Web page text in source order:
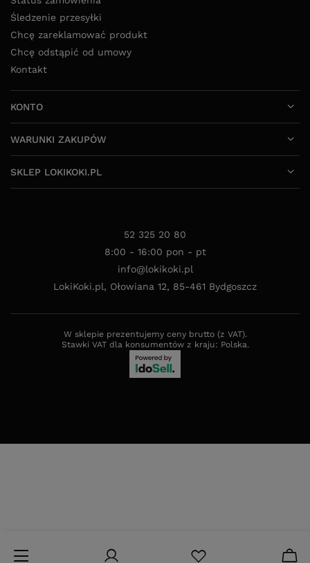
Śledzenie przesyłki
Chcę zareklamować produkt
Chcę odstąpić od umowy
Kontakt
KONTO
WARUNKI ZAKUPÓW
SKLEP LOKIKOKI.PL
52 325 20 80
8:00 - 16:00 pon - pt
info@lokikoki.pl
LokiKoki.pl, Ołowiana 12, 85-461 Bydgoszcz
W sklepie prezentujemy ceny brutto (z VAT).
Stawki VAT dla konsumentów z kraju: Polska.